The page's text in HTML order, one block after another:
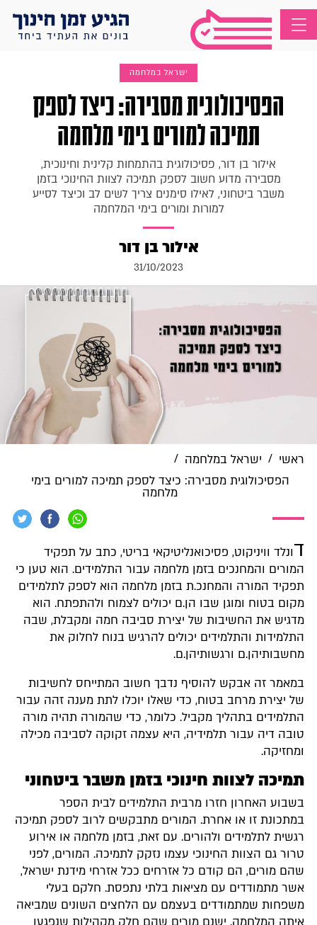
ישראל במלחמה
הפסיכולוגית מסבירה: כיצד לספק
תמיכה למורים בימי מלחמה
אילור בן דור, פסיכולוגית בהתמחות קלינית וחינוכית,
מסבירה מדוע חשוב לספק תמיכה לצוות החינוכי בזמן
משבר ביטחוני, לאילו סימנים צריך לשים לב וכיצד לסייע
למורות ומורים בימי המלחמה
אילור בן דור
31/10/2023
ראשי / ישראל במלחמה /
הפסיכולוגית מסבירה: כיצד לספק תמיכה למורים בימי
מלחמה
דונלד וויניקוט, פסיכואנליטיקאי בריטי, כתב על תפקיד
המורים והמחנכים בזמן מלחמה עבור התלמידים. הוא טען כי
תפקיד המורה והמחנכ.ת בזמן מלחמה הוא לספק לתלמידים
מקום בטוח ומוגן שבו הן.ם יכולים לצמוח ולהתפתח. הוא
מדגיש את החשיבות של יצירת סביבה חמה ומקבלת, שבה
התלמידות והתלמידים יכולים להרגיש בנוח לחלוק את
מחשבותיהן.ם ורגשותיהן.ם.
במאמר זה אבקש להוסיף נדבך חשוב המתייחס לחשיבות
של יצירת מרחב בטוח, כדי שאלו יוכלו לתת מענה זהה עבור
התלמידים בתהליך מקביל. כלומר, כדי שהמורה תהיה מורה
טובה דיה עבור תלמידיה, היא עצמה זקוקה לסביבה מכילה
ומחזיקה.
תמיכה לצוות חינוכי בזמן משבר ביטחוני
בשבוע האחרון חזרו מרבית התלמידים לבית הספר
במתכונת זו או אחרת. המורים מתבקשים לרוב לספק תמיכה
רגשית לתלמידים ולהורים. עם זאת, בזמן מלחמה או אירוע
טרור גם הצוות החינוכי עצמו נזקק לתמיכה. המורים, לפני
שהם מורים, הם קודם כל אזרחים ככל אזרחי מידנת ישראל,
אשר מתמודדים עם מציאות בלתי נתפסת. חלקם בעלי
משפחות שמתמודדים בעצמם עם הלחצים השונים שמביאה